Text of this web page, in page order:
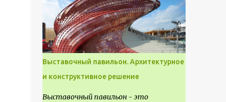
ландшафта, которые отличаются
друг от друга не только оформлением,
но и видом деятельность происходящей
на них. Одни используют в качестве
выращивания агрокультур. Другие для
строительства населенных пунктов и
т.д.
Выставочный павильон. Архитектурное
и конструктивное решение
Выставочный павильон - это